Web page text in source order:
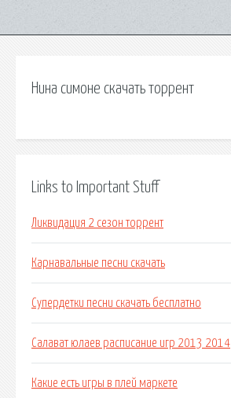
Нина симоне скачать торрент
Links to Important Stuff
Ликвидация 2 сезон торрент
Карнавальные песни скачать
Супердетки песни скачать бесплатно
Салават юлаев расписание игр 2013 2014
Какие есть игры в плей маркете